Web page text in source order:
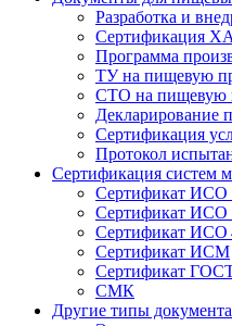
Разработка и
Сертификация
Программа
ТУ на пищевую
СТО на пищевую
Декларирование
Сертификация
Протокол
Сертификация систем
Сертификат ИСО
Сертификат ИСО
Сертификат ИСО
Сертификат ИСМ
Сертификат
СМК
Другие типы